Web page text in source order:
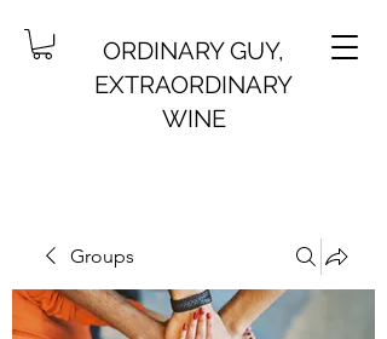
ORDINARY GUY,
EXTRAORDINARY
WINE
Groups